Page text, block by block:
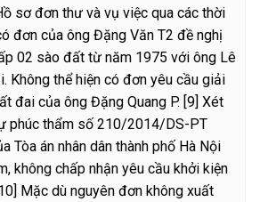
sơ đơn thư và vụ việc qua các thời
đơn của ông Đặng Văn T2 đề nghị
02 sào đất từ năm 1975 với ông Lê
Không thể hiện có đơn yêu cầu giải
đai của ông Đặng Quang P. [9] Xét
phúc thẩm số 210/2014/DS-PT
Tòa án nhân dân thành phố Hà Nội
không chấp nhận yêu cầu khởi kiện
Mặc dù nguyên đơn không xuất